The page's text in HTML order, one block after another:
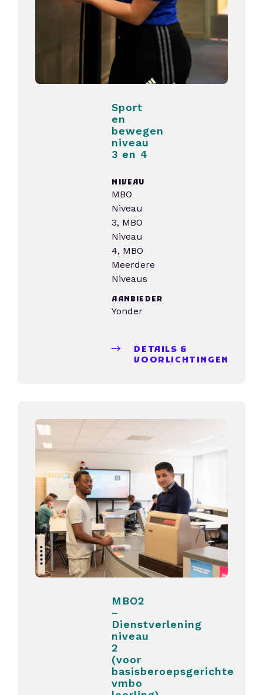
Sport
en
bewegen
niveau
3 en 4
NIVEAU
MBO
Niveau
3, MBO
Niveau
4, MBO
Meerdere
Niveaus
AANBIEDER
Yonder
DETAILS &
VOORLICHTINGEN
MBO2
–
Dienstverlening
niveau
2
(voor
basisberoepsgerichte
vmbo